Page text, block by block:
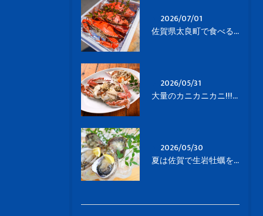
2026/07/01
佐賀県太良町で食べる竹崎蟹🦀
2026/05/31
大量のカニカニカニ!!!太良でのランチは竹崎蟹で🦀
2026/05/30
夏は佐賀で生岩牡蠣を食べよう！